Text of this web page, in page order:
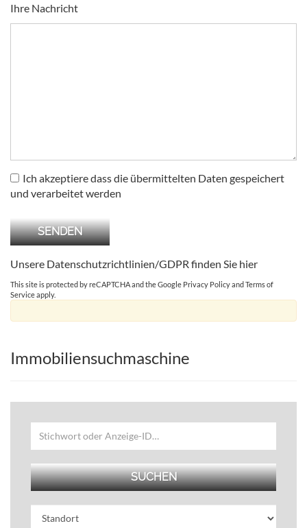
Ihre Nachricht
Ich akzeptiere dass die übermittelten Daten gespeichert
und verarbeitet werden
Unsere Datenschutzrichtlinien/GDPR finden Sie hier
This site is protected by reCAPTCHA and the Google Privacy Policy andTerms of
Service apply.
Immobiliensuchmaschine